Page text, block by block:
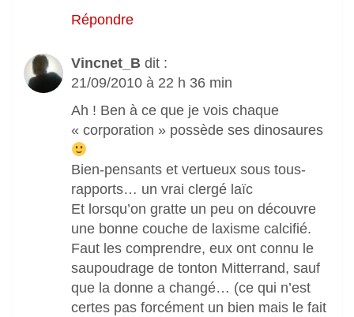
Répondre
Vincnet_B dit :
21/09/2010 à 22 h 36 min
Ah ! Ben à ce que je vois chaque
« corporation » possède ses dinosaures
Bien-pensants et vertueux sous tous-
rapports… un vrai clergé laïc
Et lorsqu’on gratte un peu on découvre
une bonne couche de laxisme calcifié.
Faut les comprendre, eux ont connu le
saupoudrage de tonton Mitterrand, sauf
que la donne a changé… (ce qui n’est
certes pas forcément un bien mais le fait